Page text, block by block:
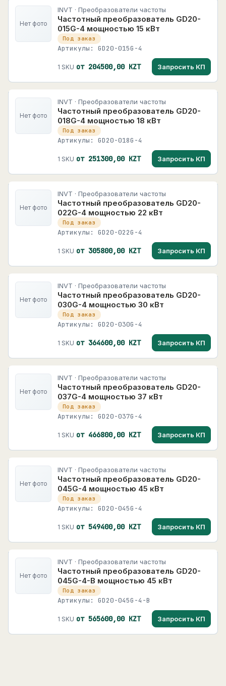
Нет фото
INVT · Преобразователи частоты
Частотный преобразователь GD20-
015G-4 мощностью 15 кВт
Под заказ
Артикулы: GD20-015G-4
1 SKU от 204500,00 KZT Запросить КП
Нет фото
INVT · Преобразователи частоты
Частотный преобразователь GD20-
018G-4 мощностью 18 кВт
Под заказ
Артикулы: GD20-018G-4
1 SKU от 251300,00 KZT Запросить КП
Нет фото
INVT · Преобразователи частоты
Частотный преобразователь GD20-
022G-4 мощностью 22 кВт
Под заказ
Артикулы: GD20-022G-4
1 SKU от 305800,00 KZT Запросить КП
Нет фото
INVT · Преобразователи частоты
Частотный преобразователь GD20-
030G-4 мощностью 30 кВт
Под заказ
Артикулы: GD20-030G-4
1 SKU от 364600,00 KZT Запросить КП
Нет фото
INVT · Преобразователи частоты
Частотный преобразователь GD20-
037G-4 мощностью 37 кВт
Под заказ
Артикулы: GD20-037G-4
1 SKU от 466800,00 KZT Запросить КП
Нет фото
INVT · Преобразователи частоты
Частотный преобразователь GD20-
045G-4 мощностью 45 кВт
Под заказ
Артикулы: GD20-045G-4
1 SKU от 549400,00 KZT Запросить КП
Нет фото
INVT · Преобразователи частоты
Частотный преобразователь GD20-
045G-4-B мощностью 45 кВт
Под заказ
Артикулы: GD20-045G-4-B
1 SKU от 565600,00 KZT Запросить КП